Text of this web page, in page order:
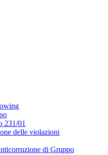
231/01
delle violazioni
di Gruppo